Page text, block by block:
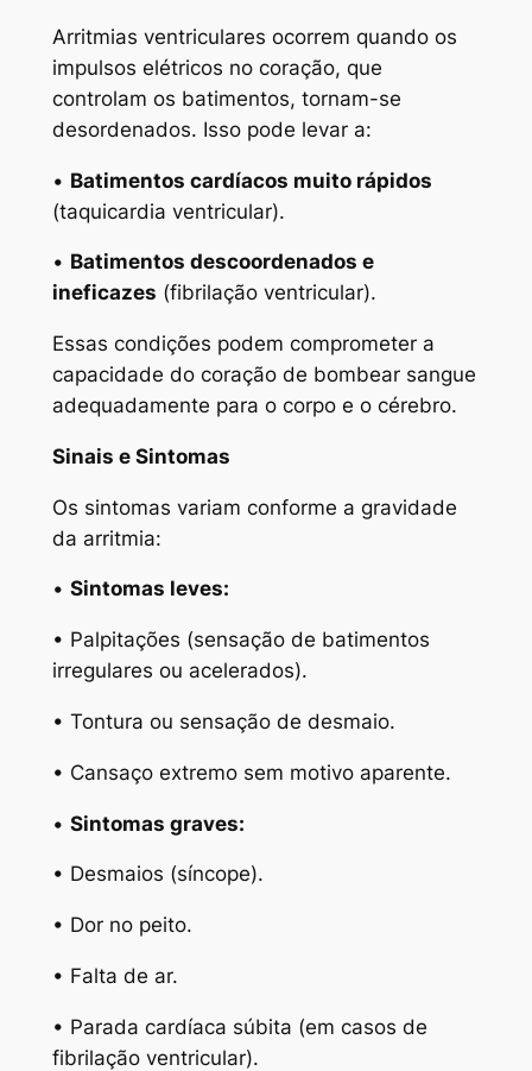
Arritmias ventriculares ocorrem quando os
impulsos elétricos no coração, que
controlam os batimentos, tornam-se
desordenados. Isso pode levar a:
• Batimentos cardíacos muito rápidos
(taquicardia ventricular).
• Batimentos descoordenados e
ineficazes (fibrilação ventricular).
Essas condições podem comprometer a
capacidade do coração de bombear sangue
adequadamente para o corpo e o cérebro.
Sinais e Sintomas
Os sintomas variam conforme a gravidade
da arritmia:
• Sintomas leves:
• Palpitações (sensação de batimentos
irregulares ou acelerados).
• Tontura ou sensação de desmaio.
• Cansaço extremo sem motivo aparente.
• Sintomas graves:
• Desmaios (síncope).
• Dor no peito.
• Falta de ar.
• Parada cardíaca súbita (em casos de
fibrilação ventricular).